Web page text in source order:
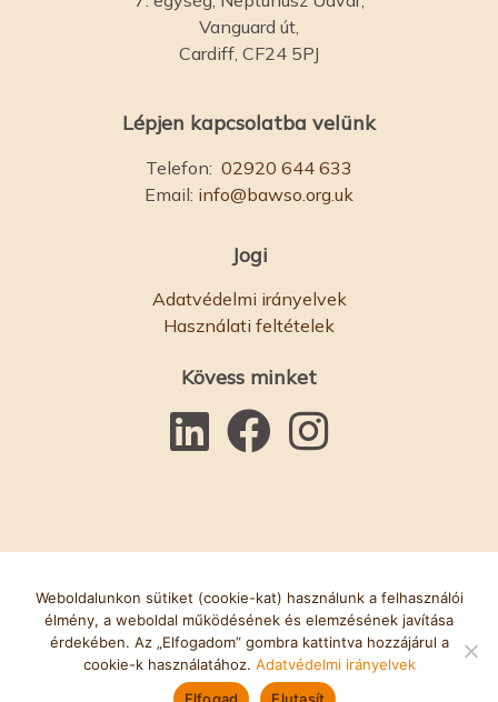
Vanguard út,
Cardiff, CF24 5PJ
Lépjen kapcsolatba velünk
Telefon: 02920 644 633
Email: info@bawso.org.uk
Jogi
Adatvédelmi irányelvek
Használati feltételek
Kövess minket
© Bawso 2025. Jótékonysági Bizottság száma: 1084854.
Cégjegyzékszám: 03152590. Weboldal készítője:Accent kreatív
Weboldalunkon sütiket (cookie-kat) használunk a felhasználói
élmény, a weboldal működésének és elemzésének javítása
érdekében. Az „Elfogadom” gombra kattintva hozzájárul a
cookie-k használatához. Adatvédelmi irányelvek
Elfogad
Elutasít